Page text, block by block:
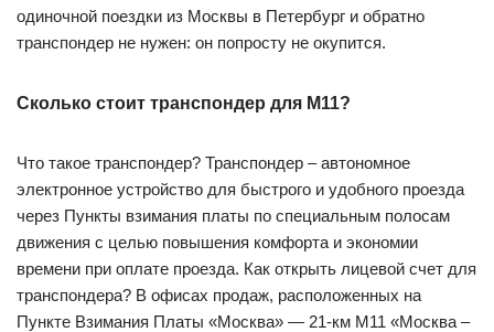
одиночной поездки из Москвы в Петербург и обратно
транспондер не нужен: он попросту не окупится.
Сколько стоит транспондер для М11?
Что такое транспондер? Транспондер – автономное
электронное устройство для быстрого и удобного проезда
через Пункты взимания платы по специальным полосам
движения с целью повышения комфорта и экономии
времени при оплате проезда. Как открыть лицевой счет для
транспондера? В офисах продаж, расположенных на
Пункте Взимания Платы «Москва» — 21-км М11 «Москва –